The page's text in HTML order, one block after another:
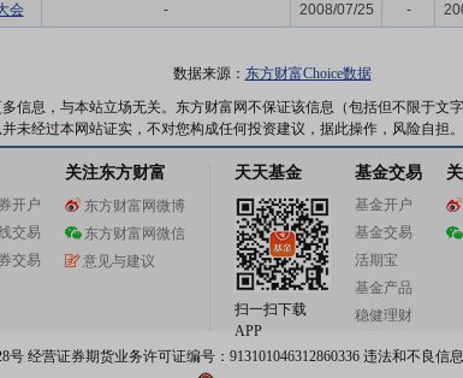
会
- 2008/07/25 -
数据来源： 东方财富Choice数据
信息，与本站立场无关。东方财富网不保证该信息（包括但不限于文
未经过本网站证实，不对您构成任何投资建议，据此操作，风险自担。
开户
交易
交易
关注东方财富
东方财富网微博
东方财富网微信
意见与建议
天天基金
扫一扫下载
APP
基金交易
基金开户
基金交易
活期宝
基金产品
稳健理财
经营证券期货业务许可证编号：913101046312860336 违法和不良信